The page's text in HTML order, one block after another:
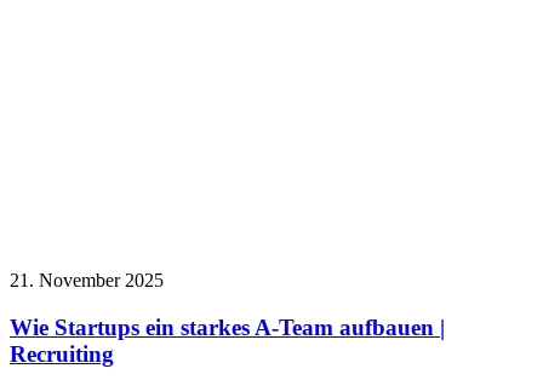
21. November 2025
Wie Startups ein starkes A-Team aufbauen |
Recruiting